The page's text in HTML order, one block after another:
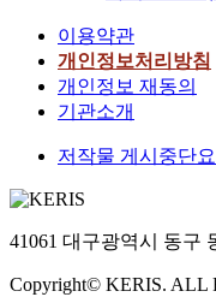
이용약관
개인정보처리방침
개인정보 재동의
기관소개
저작물 게시중단
41061 대구광역시 동구
Copyright© KERIS. ALL